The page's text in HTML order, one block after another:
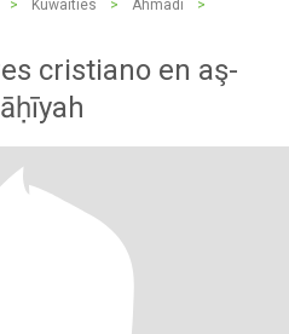
> Kuwaitíes > Ahmadi
>
cristiano en aş-